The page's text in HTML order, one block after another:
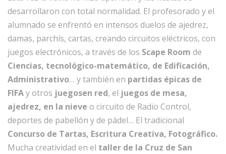
desarrollaron con total normalidad. El profesorado y el
alumnado se enfrentó en intensos duelos de ajedrez,
damas, parchís, cartas, creando circuitos eléctricos, con
juegos electrónicos, a través de los Scape Room de
Ciencias, tecnológico-matemático, de Edificación,
Administrativo… y también en partidas épicas de
FIFAy otros juegosen red, el juegos de mesa,
ajedrez, en la nieve o circuito de Radio Control,
deportes de pabellón y de pádel… El tradicional
Concurso de Tartas, Escritura Creativa, Fotográfico.
Mucha creatividad en el taller de la Cruz de San